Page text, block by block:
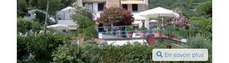
En savoir plus